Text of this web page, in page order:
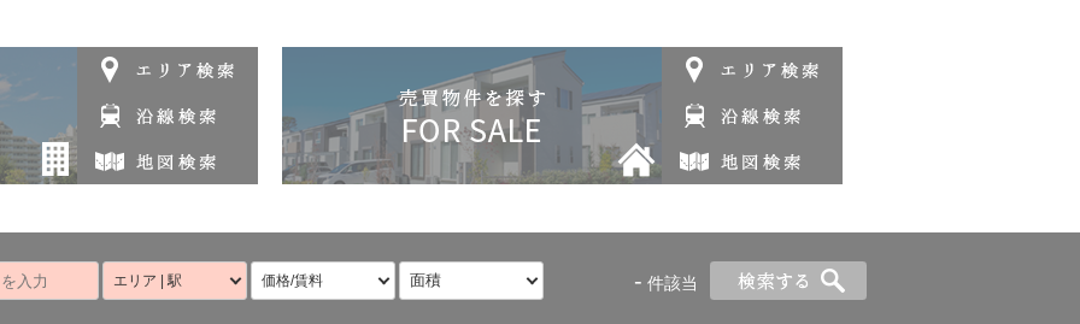
エリア | 駅 価格/賃料 面積 - 件該当